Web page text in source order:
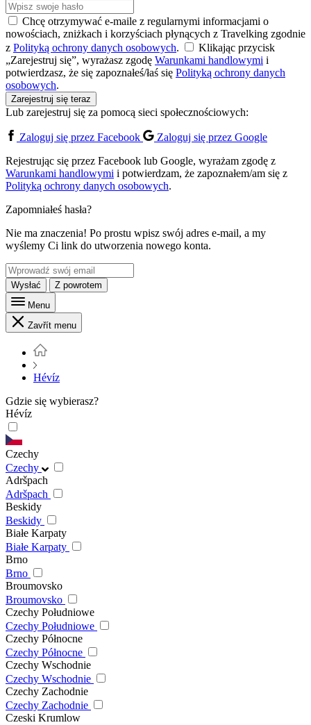
Chcę otrzymywać e-maile z regularnymi informacjami o
nowościach, zniżkach i korzyściach płynących z Travelking zgodnie
z Polityką ochrony danych osobowych.
Klikając przycisk
„Zarejestruj się”, wyrażasz zgodę Warunkami handlowymi i
potwierdzasz, że się zapoznałeś/łaś się Polityką ochrony danych
osobowych.
Zarejestruj się teraz
Lub zarejestruj się za pomocą sieci społecznościowych:
Zaloguj się przez Facebook
Zaloguj się przez Google
Rejestrując się przez Facebook lub Google, wyrażam zgodę z
Warunkami handlowymi i potwierdzam, że zapoznałem/am się z
Polityką ochrony danych osobowych.
Zapomniałeś hasła?
Nie ma znaczenia! Po prostu wpisz swój adres e-mail, a my
wyślemy Ci link do utworzenia nowego konta.
Wysłać
Z powrotem
Menu
Zavřít menu
Hévíz
Gdzie się wybierasz?
Hévíz
Czechy
Czechy
Adršpach
Adršpach
Beskidy
Beskidy
Białe Karpaty
Białe Karpaty
Brno
Brno
Broumovsko
Broumovsko
Czechy Południowe
Czechy Południowe
Czechy Północne
Czechy Północne
Czechy Wschodnie
Czechy Wschodnie
Czechy Zachodnie
Czechy Zachodnie
Czeski Krumlow